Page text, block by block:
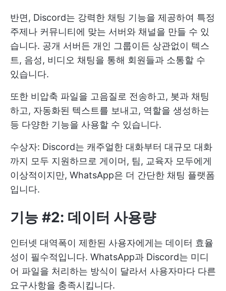
반면, Discord는 강력한 채팅 기능을 제공하여 특정
주제나 커뮤니티에 맞는 서버와 채널을 만들 수 있
습니다. 공개 서버든 개인 그룹이든 상관없이 텍스
트, 음성, 비디오 채팅을 통해 회원들과 소통할 수
있습니다.
또한 비압축 파일을 고음질로 전송하고, 봇과 채팅
하고, 자동화된 텍스트를 보내고, 역할을 생성하는
등 다양한 기능을 사용할 수 있습니다.
수상자: Discord는 캐주얼한 대화부터 대규모 대화
까지 모두 지원하므로 게이머, 팀, 교육자 모두에게
이상적이지만, WhatsApp은 더 간단한 채팅 플랫폼
입니다.
기능 #2: 데이터 사용량
인터넷 대역폭이 제한된 사용자에게는 데이터 효율
성이 필수적입니다. WhatsApp과 Discord는 미디
어 파일을 처리하는 방식이 달라서 사용자마다 다른
요구사항을 충족시킵니다.